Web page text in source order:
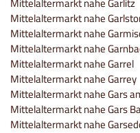
Mittelaltermarkt nahe
Mittelaltermarkt nahe
Mittelaltermarkt nahe
Mittelaltermarkt nahe Garrel
Mittelaltermarkt nahe Garrey
Mittelaltermarkt nahe Gars
Mittelaltermarkt nahe Gars
Mittelaltermarkt nahe